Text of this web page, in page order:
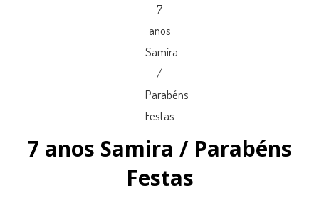
7 anos Samira / Parabéns
Festas